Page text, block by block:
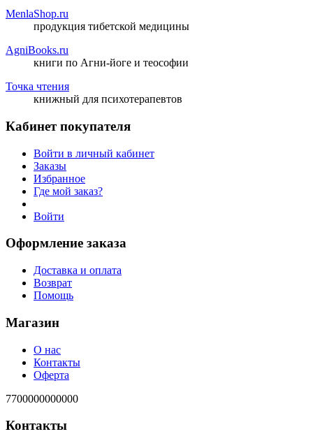
MenlaShop.ru
продукция тибетской медицины
AgniBooks.ru
книги по Агни-йоге и теософии
Точка чтения
книжный для психотерапевтов
Кабинет покупателя
Войти в личный кабинет
Заказы
Избранное
Где мой заказ?
Войти
Оформление заказа
Доставка и оплата
Возврат
Помощь
Магазин
О нас
Контакты
Оферта
7700000000000
Контакты